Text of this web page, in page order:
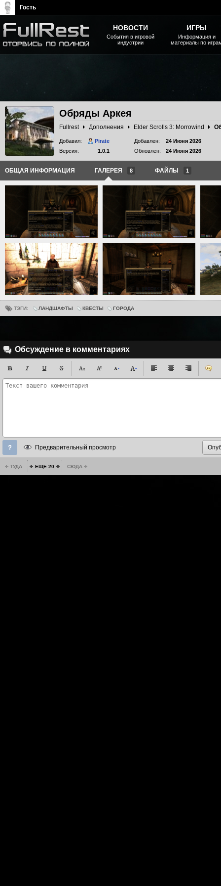
Обряды Аркея
Fullrest Дополнения Elder Scrolls 3: Morrowind
Добавил:
Pirate
Версия:
1.0.1
Добавлен:
24 Июня 2026
Обновлен:
24 Июня 2026
ОБЩАЯ ИНФОРМАЦИЯ ГАЛЕРЕЯ 8 ФАЙЛЫ 1
ТЭГИ: ЛАНДШАФТЫ КВЕСТЫ ГОРОДА
Обсуждение в комментариях
Предварительный просмотр
ТУДА ЕЩЁ 20 СЮДА
НОВОСТИ
События в игровой
индустрии
ИГРЫ
Информация и
материалы по
Гость